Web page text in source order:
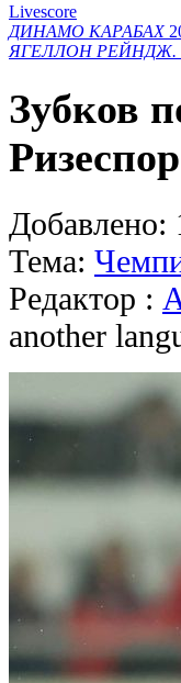
Livescore
ДИНАМО КАРАБАХ
ЯГЕЛЛОН РЕЙНДЖ.
Зубков
Добавлено:
Тема:
Редактор :
another